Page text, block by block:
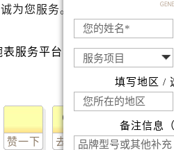
售后服务中心（需提前预约）
丽售后服务中心（需提前预约）
百达翡丽售后服务中心（需提前预
九经街交汇处百达翡丽售后服务
翡丽售后服务中心（需提前预约）
街百达翡丽售后服务中心（需提前
丽售后服务中心（需提前预约）
丽售后服务中心（需提前预约）
为您服务。
赞一下 去提问
填写地区 /
备注信息